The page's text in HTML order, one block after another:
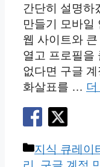
간단히 설명
만들기 모바일
웹 사이트와
열고 프로필을
없다면 구글
화살표를 … 더
카
지식 큐레이